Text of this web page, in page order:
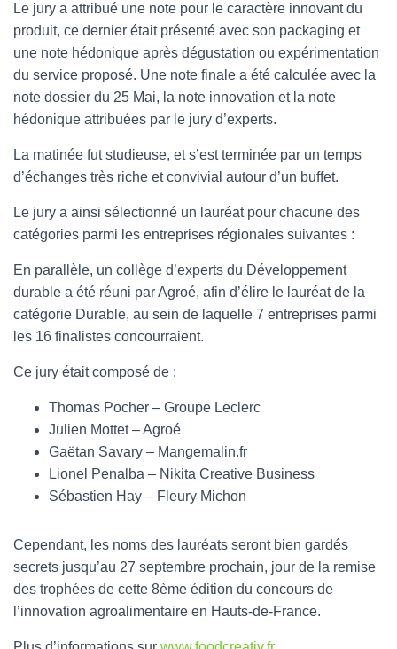
Le jury a attribué une note pour le caractère innovant du
produit, ce dernier était présenté avec son packaging et
une note hédonique après dégustation ou expérimentation
du service proposé. Une note finale a été calculée avec la
note dossier du 25 Mai, la note innovation et la note
hédonique attribuées par le jury d’experts.
La matinée fut studieuse, et s’est terminée par un temps
d’échanges très riche et convivial autour d’un buffet.
Le jury a ainsi sélectionné un lauréat pour chacune des
catégories parmi les entreprises régionales suivantes :
En parallèle, un collège d’experts du Développement
durable a été réuni par Agroé, afin d’élire le lauréat de la
catégorie Durable, au sein de laquelle 7 entreprises parmi
les 16 finalistes concourraient.
Ce jury était composé de :
Thomas Pocher – Groupe Leclerc
Julien Mottet – Agroé
Gaëtan Savary – Mangemalin.fr
Lionel Penalba – Nikita Creative Business
Sébastien Hay – Fleury Michon
Cependant, les noms des lauréats seront bien gardés
secrets jusqu’au 27 septembre prochain, jour de la remise
des trophées de cette 8ème édition du concours de
l’innovation agroalimentaire en Hauts-de-France.